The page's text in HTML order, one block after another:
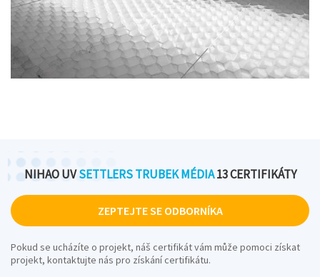
NIHAO UVSETTLERS TRUBEK MÉDIA13 CERTIFIKÁTY
ZEPTEJTE SE ODBORNÍKA
Pokud se ucházíte o projekt, náš certifikát vám může pomoci získat
projekt, kontaktujte nás pro získání certifikátu.